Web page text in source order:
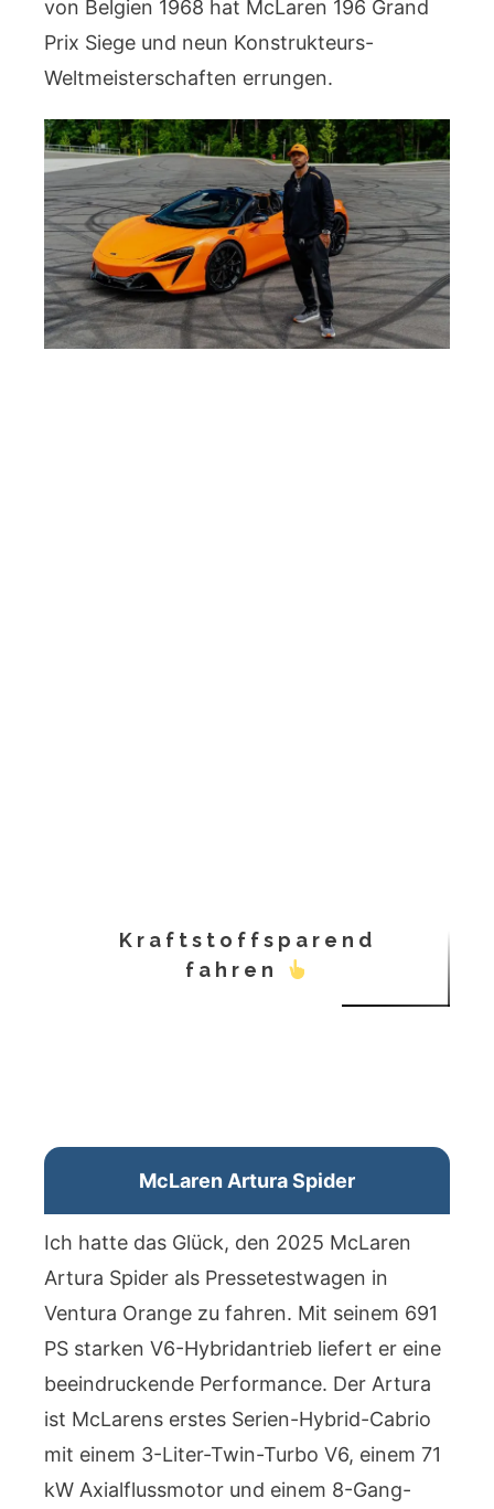
von Belgien 1968 hat McLaren 196 Grand
Prix Siege und neun Konstrukteurs-
Weltmeisterschaften errungen.
Kraftstoffsparend
fahren
McLaren Artura Spider
Ich hatte das Glück, den 2025 McLaren
Artura Spider als Pressetestwagen in
Ventura Orange zu fahren. Mit seinem 691
PS starken V6-Hybridantrieb liefert er eine
beeindruckende Performance. Der Artura
ist McLarens erstes Serien-Hybrid-Cabrio
mit einem 3-Liter-Twin-Turbo V6, einem 71
kW Axialflussmotor und einem 8-Gang-